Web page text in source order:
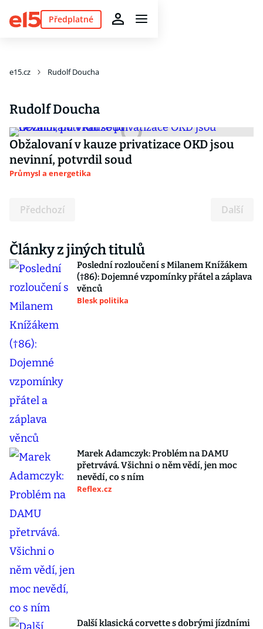
Předplatné
e15.cz Rudolf Doucha
Rudolf Doucha
Obžalovaní v kauze privatizace OKD jsou
nevinní, potvrdil soud
Průmysl a energetika
Předchozí Další
Články z jiných titulů
Poslední rozloučení s Milanem Knížákem
(†86): Dojemné vzpomínky přátel a záplava
věnců
Blesk politika
Marek Adamczyk: Problém na DAMU
přetrvává. Všichni o něm vědí, jen moc
nevědí, co s ním
Reflex.cz
Další klasická corvette s dobrými jízdními